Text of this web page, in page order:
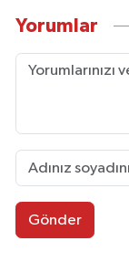
Yorumlar
Gönder